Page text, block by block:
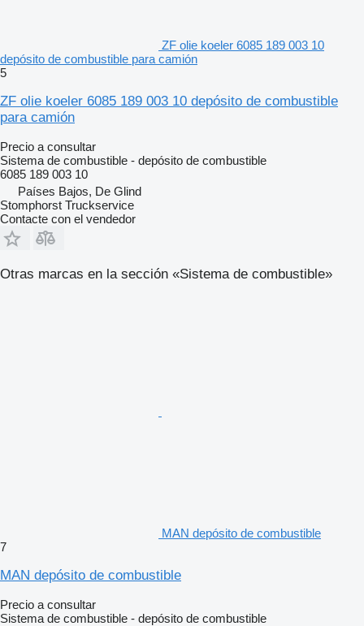
ZF olie koeler 6085 189 003 10
depósito de combustible para camión
5
ZF olie koeler 6085 189 003 10 depósito de combustible
para camión
Precio a consultar
Sistema de combustible - depósito de combustible
6085 189 003 10
Países Bajos, De Glind
Stomphorst Truckservice
Contacte con el vendedor
Otras marcas en la sección «Sistema de combustible»
MAN depósito de combustible
7
MAN depósito de combustible
Precio a consultar
Sistema de combustible - depósito de combustible